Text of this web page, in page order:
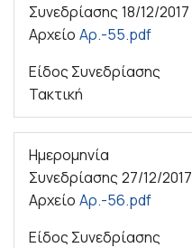
Συνεδρίασης 18/12/2017
Αρχείο Αρ.-55.pdf
Είδος Συνεδρίασης
Τακτική
Ημερομηνία
Συνεδρίασης 27/12/2017
Αρχείο Αρ.-56.pdf
Είδος Συνεδρίασης